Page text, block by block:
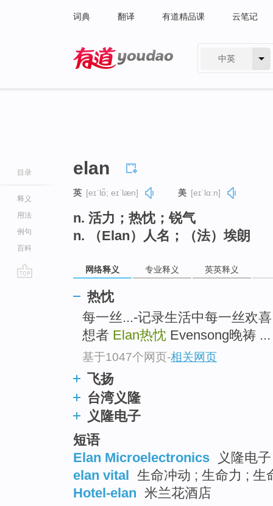
词典 翻译 有道精品课 云笔记
中英
目录
释义
用法
例句
百科
elan
英 [eɪˈlɒ̃; eɪˈlæn] 美 [eɪˈlɑːn]
n. 活力；热忱；锐气
n. （Elan）人名；（法）埃朗
网络释义 专业释义 英英释义
热忱
每一丝...-记录生活中每一丝欢
想者 Elan热忱 Evensong晚祷 ...
基于1047个网页-相关网页
飞扬
台湾义隆
义隆电子
短语
Elan Microelectronics
义隆电
elan vital 生命冲动 ; 生命力 ; 生
Hotel-elan 米兰花酒店